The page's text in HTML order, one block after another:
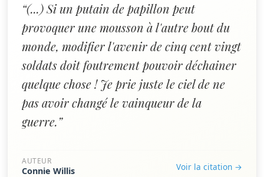
“(...) Si un putain de papillon peut
provoquer une mousson à l'autre bout du
monde, modifier l'avenir de cinq cent vingt
soldats doit foutrement pouvoir déchainer
quelque chose ! Je prie juste le ciel de ne
pas avoir changé le vainqueur de la
guerre.”
AUTEUR
Connie Willis Voir la citation →